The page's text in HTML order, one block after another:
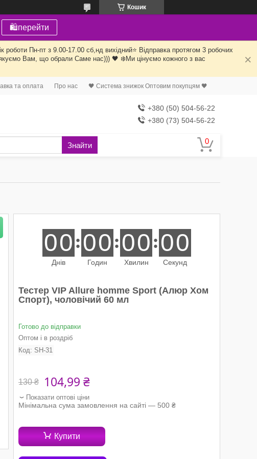
Кошик
🛍перейти
Пн-пт з 9.00-17.00 сб,нд вихідний⭐️ Відправка протягом 3 робочих
Вам, що обрали Саме нас))) 🖤 ❄️Ми цінуємо кожного з вас
та оплата Про нас 🖤 Система знижок Оптовим покупцям 🖤
+380 (50) 504-56-22
+380 (73) 504-56-22
Знайти
00
Днів
00
Годин
00
Хвилин
00
Секунд
Тестер VIP Allure homme Sport (Алюр Хом
Спорт), чоловічий 60 мл
Готово до відправки
Оптом і в роздріб
Код: SH-31
130 ₴ 104,99 ₴
Показати оптові ціни
Мінімальна сума замовлення на сайті — 500 ₴
Купити